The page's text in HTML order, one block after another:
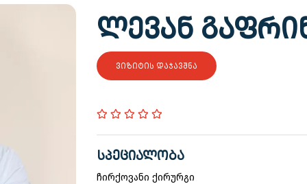
ᲚᲔᲕᲐᲜ
ᲕᲘᲖᲘᲢᲘᲡ ᲓᲐᲯᲐᲕᲨᲜᲐ
ᲡᲞᲔᲪᲘᲐᲚᲝᲑᲐ
ჩირქოვანი ქირურგი